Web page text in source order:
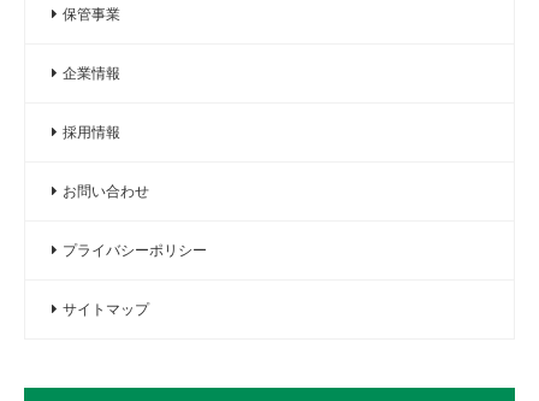
保管事業
企業情報
採用情報
お問い合わせ
プライバシーポリシー
サイトマップ